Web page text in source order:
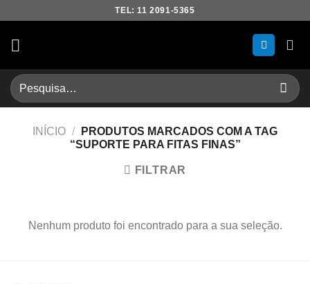
content
TEL: 11 2091-5365
Pesquisar
por:
INÍCIO /
PRODUTOS MARCADOS COM A TAG
“SUPORTE PARA FITAS FINAS”
FILTRAR
Nenhum produto foi encontrado para a sua seleção.